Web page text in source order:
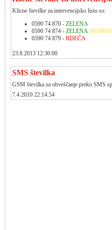
Klicne številke za intervencijsko listo so:
0590 74 870 - ZELENA
0590 74 874 - ZELENA
0590 74 879 - RDEČA
23.8.2013 12:30:00
SMS številka
GSM številka za obveščanje preko SMS
7.4.2010 22:14:54